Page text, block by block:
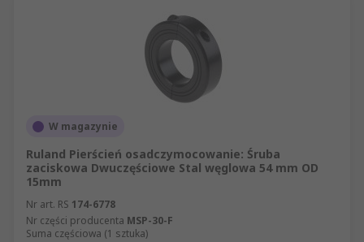
W magazynie
Ruland Pierścień osadczymocowanie: Śruba
zaciskowa Dwuczęściowe Stal węglowa 54 mm OD
15mm
Nr art. RS 174-6778
Nr części producenta MSP-30-F
Suma częściowa (1 sztuka)